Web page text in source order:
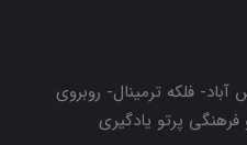
فلکه ترمینال- روبروی
پرتو یادگیری